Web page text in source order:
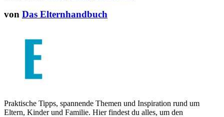
von Das Elternhandbuch
Praktische Tipps, spannende Themen und Inspiration rund um
Eltern, Kinder und Familie. Hier findest du alles, um den